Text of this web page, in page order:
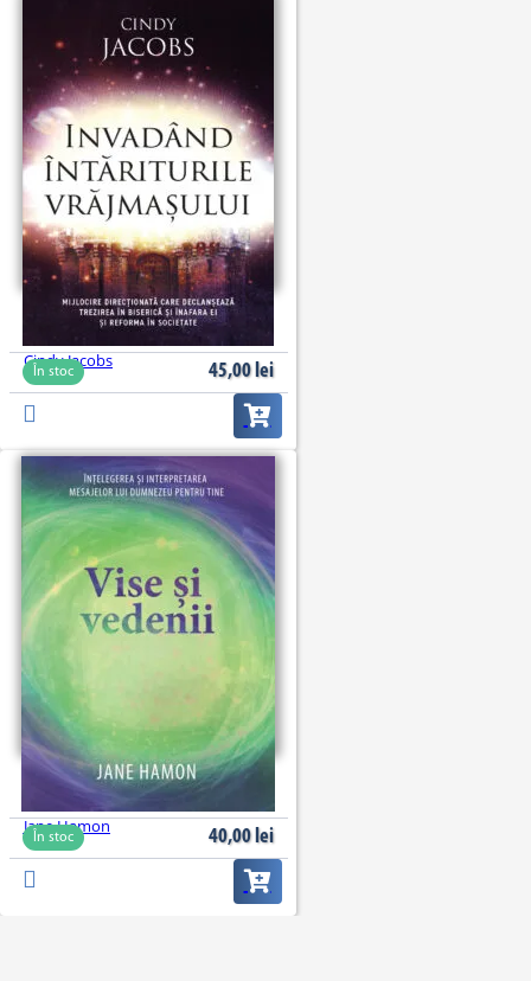
Cindy Jacobs
În stoc 45,00lei
Vise și vedenii
Jane Hamon
În stoc 40,00lei